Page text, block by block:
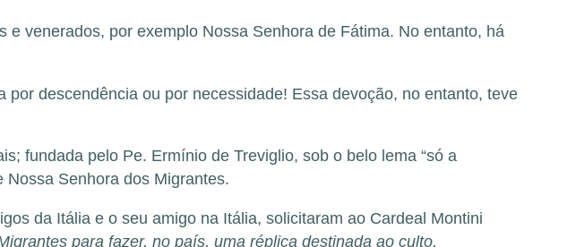
venerados, por exemplo Nossa Senhora de Fátima. No entanto, há
descendência ou por necessidade! Essa devoção, no entanto, teve
fundada pelo Pe. Ermínio de Treviglio, sob o belo lema “só a
Nossa Senhora dos Migrantes.
da Itália e o seu amigo na Itália, solicitaram ao Cardeal Montini
para fazer, no país, uma réplica destinada ao culto.